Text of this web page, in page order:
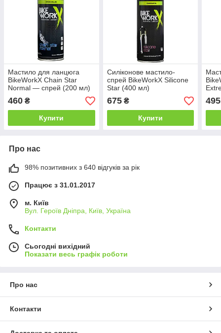
Мастило для ланцюга
BikeWorkX Chain Star
Normal — спрей (200 мл)
460 ₴
Купити
Силіконове мастило-
спрей BikeWorkX Silicone
Star (400 мл)
675₴
Купити
495
Про нас
98% позитивних з 640 відгуків за рік
Працює з 31.01.2017
м. Київ
Вул. Героїв Дніпра, Київ, Україна
Контакти
Сьогодні вихідний
Показати весь графік роботи
Про нас
Контакти